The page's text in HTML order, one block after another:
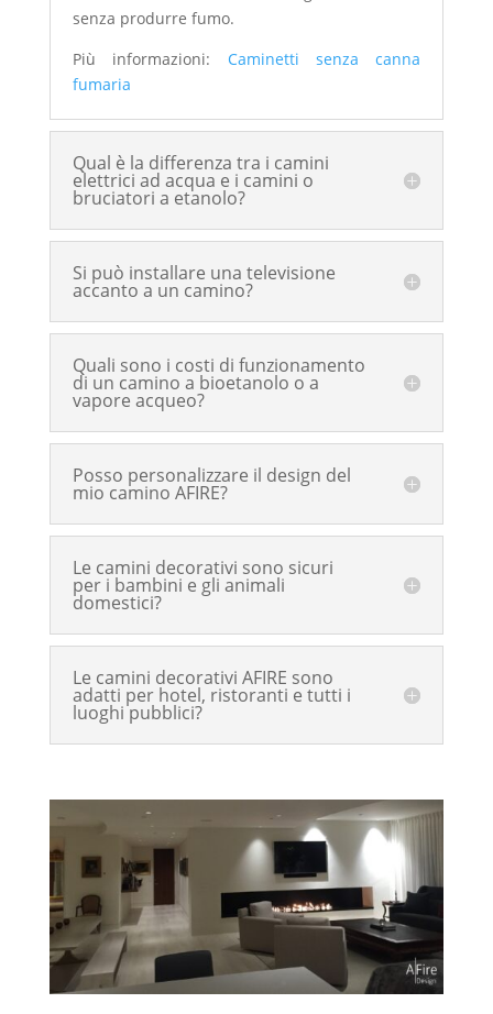
senza produrre fumo.
Più informazioni: Caminetti senza canna
fumaria
Qual è la differenza tra i camini
elettrici ad acqua e i camini o
bruciatori a etanolo?
Si può installare una televisione
accanto a un camino?
Quali sono i costi di funzionamento
di un camino a bioetanolo o a
vapore acqueo?
Posso personalizzare il design del
mio camino AFIRE?
Le camini decorativi sono sicuri
per i bambini e gli animali
domestici?
Le camini decorativi AFIRE sono
adatti per hotel, ristoranti e tutti i
luoghi pubblici?